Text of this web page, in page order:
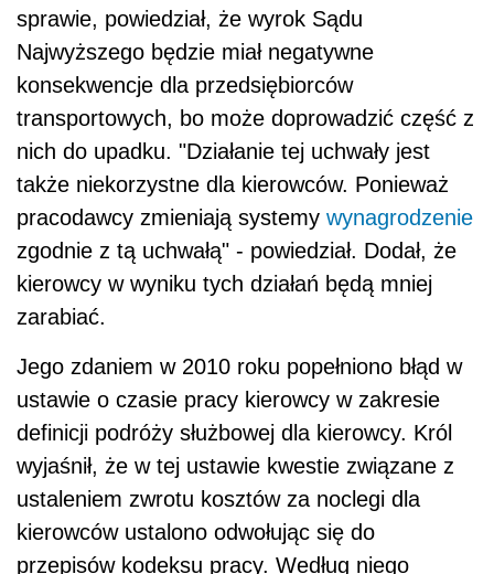
sprawie, powiedział, że wyrok Sądu
Najwyższego będzie miał negatywne
konsekwencje dla przedsiębiorców
transportowych, bo może doprowadzić część z
nich do upadku. "Działanie tej uchwały jest
także niekorzystne dla kierowców. Ponieważ
pracodawcy zmieniają systemy wynagrodzenie
zgodnie z tą uchwałą" - powiedział. Dodał, że
kierowcy w wyniku tych działań będą mniej
zarabiać.
Jego zdaniem w 2010 roku popełniono błąd w
ustawie o czasie pracy kierowcy w zakresie
definicji podróży służbowej dla kierowcy. Król
wyjaśnił, że w tej ustawie kwestie związane z
ustaleniem zwrotu kosztów za noclegi dla
kierowców ustalono odwołując się do
przepisów kodeksu pracy. Według niego